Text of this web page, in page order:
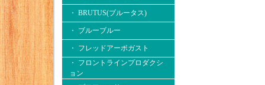
・ BRUTUS(ブルータス)
・ ブルーブルー
・ フレッドアーボガスト
・ フロントラインプロダクシ
ョン